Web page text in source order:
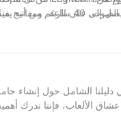
الأيسر مفيدة
دليلنا الشامل حول إنشاء
عشاق الألعاب، فإننا